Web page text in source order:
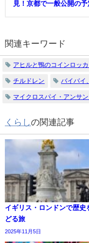
見！京都で一般公開の予
関連キーワード
アヒルと鴨のコインロッ
チルドレン バイバイ
マイクロスパイ・アンサ
くらしの関連記事
イギリス・ロンドンで歴史
どる旅
2025年11月5日